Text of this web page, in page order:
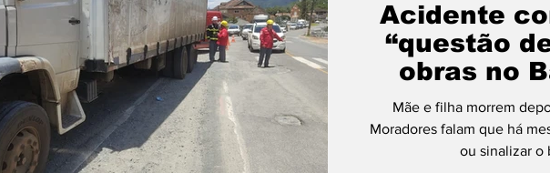
Acidente
“questão
obras no
Rega em
Mãe e filha morrem
Moradores falam que há
ou sinalizar o